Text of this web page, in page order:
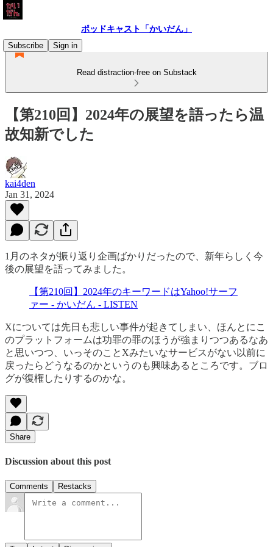
ポッドキャスト「かいだん」
Subscribe
Sign in
Read distraction-free on Substack
【第210回】2024年の展望を語ったら温
故知新でした
kai4den
Jan 31, 2024
1月のネタが振り返り企画ばかりだったので、新年らしく今
後の展望を語ってみました。
【第210回】2024年のキーワードはYahoo!サーフ
ァー - かいだん - LISTEN
Xについては先日も悲しい事件が起きてしまい、ほんとにこ
のプラットフォームは功罪の罪のほうが強まりつつあるなあ
と思いつつ、いっそのことXみたいなサービスがない以前に
戻ったらどうなるのかというのも興味あるところです。ブロ
グが復権したりするのかな。
Share
Discussion about this post
Comments Restacks